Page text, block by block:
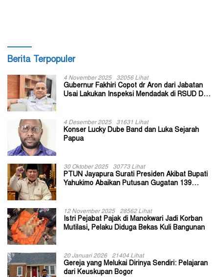
Berita Terpopuler
4 November 2025 32056 Lihat
Gubernur Fakhiri Copot dr Aron dari Jabatan
Usai Lakukan Inspeksi Mendadak di RSUD Dok
4 Desember 2025 31631 Lihat
Konser Lucky Dube Band dan Luka Sejarah
Papua
30 Oktober 2025 30773 Lihat
PTUN Jayapura Surati Presiden Akibat Bupati
Yahukimo Abaikan Putusan Gugatan 139
12 November 2025 28562 Lihat
Istri Pejabat Pajak di Manokwari Jadi Korban
Mutilasi, Pelaku Diduga Bekas Kuli Bangunan
20 Januari 2026 21404 Lihat
Gereja yang Melukai Dirinya Sendiri: Pelajaran
dari Keuskupan Bogor